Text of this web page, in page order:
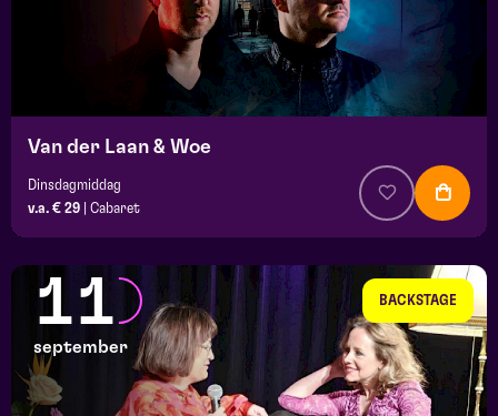
Van der Laan & Woe
Dinsdagmiddag
v.a. € 29
Cabaret
BACKSTAGE
11
september